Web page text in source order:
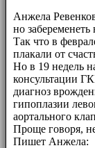
Анжела
но
Так что в
плакали от
Но в 19 недель
консультации
диагноз
гипоплазии
аортального
Проще говоря,
Пишет Анжела: